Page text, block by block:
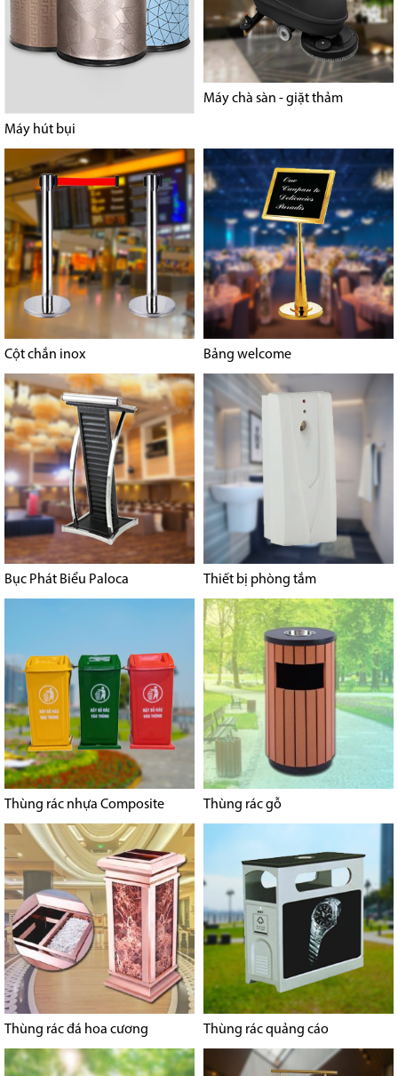
Máy hút bụi
Máy chà sàn - giặt thảm
Cột chắn inox Bảng welcome
Bục Phát Biểu Paloca Thiết bị phòng tắm
Thùng rác nhựa Composite Thùng rác gỗ
Thùng rác đá hoa cương Thùng rác quảng cáo